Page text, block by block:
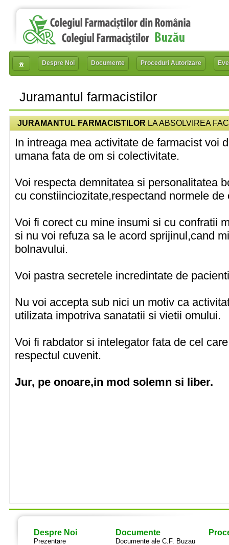
Despre Noi Documente Proceduri Autorizare
Juramantul farmacistilor
JURAMANTUL FARMACISTILOR LA ABSOLVIREA
In intreaga mea activitate de farmacist voi
umana fata de om si colectivitate.
Voi respecta demnitatea si personalitatea
cu constiinciozitate,respectand normele
Voi fi corect cu mine insumi si cu confratii
si nu voi refuza sa le acord sprijinul,cand
bolnavului.
Voi pastra secretele incredintate de
Nu voi accepta sub nici un motiv ca
utilizata impotriva sanatatii si vietii omului.
Voi fi rabdator si intelegator fata de cel
respectul cuvenit.
Jur, pe onoare,in mod solemn si liber.
Despre Noi
Prezentare
Documente
Documente ale C.F. Buzau